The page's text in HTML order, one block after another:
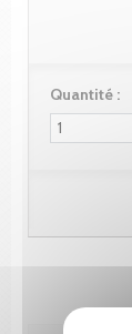
Quantité :